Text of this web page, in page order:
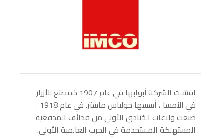
افتتحت الشركة أبوابها في عام 1907 كمصنع للأزرار
في النمسا ، أسسها جولياس ماستر. في عام 1918 ،
صنعت ولاعات الخنادق الأولى من قذائف المدفعية
المستهلكة المستخدمة في الحرب العالمية الأولى.